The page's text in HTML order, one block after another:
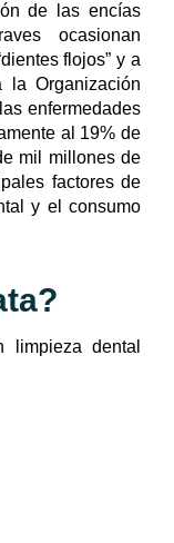
de las encías
ocasionan
flojos” y a
Organización
enfermedades
al 19% de
mil millones de
factores de
y el consumo
limpieza dental